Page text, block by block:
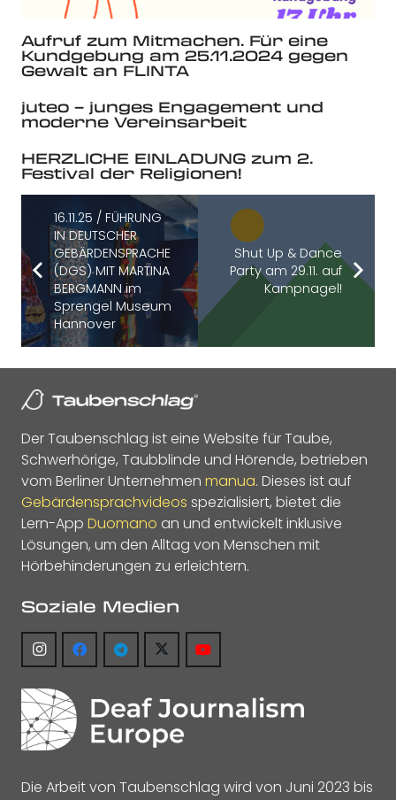
Aufruf zum Mitmachen. Für eine
Kundgebung am 25.11.2024 gegen
Gewalt an FLINTA
juteo – junges Engagement und
moderne Vereinsarbeit
HERZLICHE EINLADUNG zum 2.
Festival der Religionen!
16.11.25 / FÜHRUNG
IN DEUTSCHER
GEBÄRDENSPRACHE
(DGS) MIT MARTINA
BERGMANN im
Sprengel Museum
Hannover
Shut Up & Dance
Party am 29.11. auf
Kampnagel!
Der Taubenschlag ist eine Website für Taube,
Schwerhörige, Taubblinde und Hörende, betrieben
vom Berliner Unternehmen manua. Dieses ist auf
Gebärdensprachvideos spezialisiert, bietet die
Lern-App Duomano an und entwickelt inklusive
Lösungen, um den Alltag von Menschen mit
Hörbehinderungen zu erleichtern.
Soziale Medien
Die Arbeit von Taubenschlag wird von Juni 2023 bis